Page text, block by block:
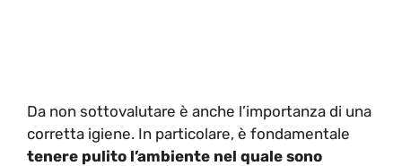
Da non sottovalutare è anche l’importanza di una
corretta igiene. In particolare, è fondamentale
tenere pulito l’ambiente nel quale sono